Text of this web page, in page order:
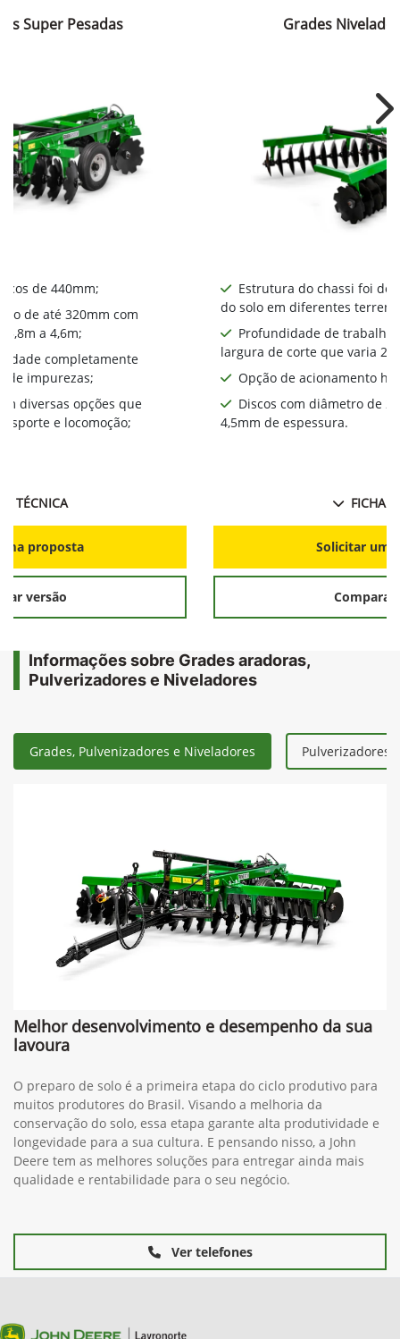
Super Pesadas
de 440mm​;
de até 320mm com
a 4,6m;
completamente
de impurezas;
diversas opções que
e locomoção;
TÉCNICA
proposta
versão
Grades
Estrutura do chassi foi
do solo em diferentes
Profundidade de trabalho
largura de corte que varia
Opção de acionamento
Discos com diâmetro de
4,5mm de espessura.
FICHA
Solicitar
Comparar
Informações sobre Grades aradoras,
Pulverizadores e Niveladores
Grades, Pulvenizadores e Niveladores Pulverizadores
Melhor desenvolvimento e desempenho da sua
lavoura
O preparo de solo é a primeira etapa do ciclo produtivo para
muitos produtores do Brasil. Visando a melhoria da
conservação do solo, essa etapa garante alta produtividade e
longevidade para a sua cultura. E pensando nisso, a John
Deere tem as melhores soluções para entregar ainda mais
qualidade e rentabilidade para o seu negócio.
Ver telefones